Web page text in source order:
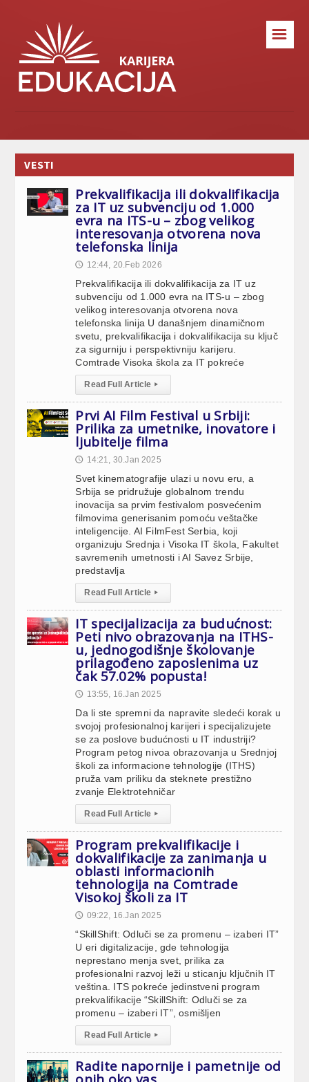
☰
VESTI
Prekvalifikacija ili dokvalifikacija
za IT uz subvenciju od 1.000
evra na ITS-u – zbog velikog
interesovanja otvorena nova
telefonska linija
🕔 12:44, 20.Feb 2026
Prekvalifikacija ili dokvalifikacija za IT uz
subvenciju od 1.000 evra na ITS-u – zbog
velikog interesovanja otvorena nova
telefonska linija U današnjem dinamičnom
svetu, prekvalifikacija i dokvalifikacija su ključ
za sigurniju i perspektivniju karijeru.
Comtrade Visoka škola za IT pokreće
Read Full Article ▸
Prvi AI Film Festival u Srbiji:
Prilika za umetnike, inovatore i
ljubitelje filma
🕔 14:21, 30.Jan 2025
Svet kinematografije ulazi u novu eru, a
Srbija se pridružuje globalnom trendu
inovacija sa prvim festivalom posvećenim
filmovima generisanim pomoću veštačke
inteligencije. AI FilmFest Serbia, koji
organizuju Srednja i Visoka IT škola, Fakultet
savremenih umetnosti i AI Savez Srbije,
predstavlja
Read Full Article ▸
IT specijalizacija za budućnost:
Peti nivo obrazovanja na ITHS-
u, jednogodišnje školovanje
prilagođeno zaposlenima uz
čak 57.02% popusta!
🕔 13:55, 16.Jan 2025
Da li ste spremni da napravite sledeći korak u
svojoj profesionalnoj karijeri i specijalizujete
se za poslove budućnosti u IT industriji?
Program petog nivoa obrazovanja u Srednjoj
školi za informacione tehnologije (ITHS)
pruža vam priliku da steknete prestižno
zvanje Elektrotehničar
Read Full Article ▸
Program prekvalifikacije i
dokvalifikacije za zanimanja u
oblasti informacionih
tehnologija na Comtrade
Visokoj školi za IT
🕔 09:22, 16.Jan 2025
“SkillShift: Odluči se za promenu – izaberi IT”
U eri digitalizacije, gde tehnologija
neprestano menja svet, prilika za
profesionalni razvoj leži u sticanju ključnih IT
veština. ITS pokreće jedinstveni program
prekvalifikacije “SkillShift: Odluči se za
promenu – izaberi IT”, osmišljen
Read Full Article ▸
Radite napornije i pametnije od